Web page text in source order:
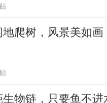
爬树，风景美如画
物链，只要鱼不